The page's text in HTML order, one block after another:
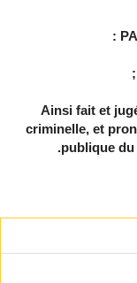
Ainsi fait et
criminelle, et
publique du